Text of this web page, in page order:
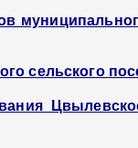
сельского